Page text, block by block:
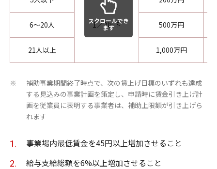
1／2以下
6～20人 500万円
21人以上 1,000万円
スクロールでき
ます
※
補助事業期間終了時点で、次の賃上げ目標のいずれも達成
する見込みの事業計画を策定し、申請時に賃金引き上げ計
画を従業員に表明する事業者は、補助上限額が引き上げら
れます
事業場内最低賃金を45円以上増加させること
給与支給総額を6%以上増加させること